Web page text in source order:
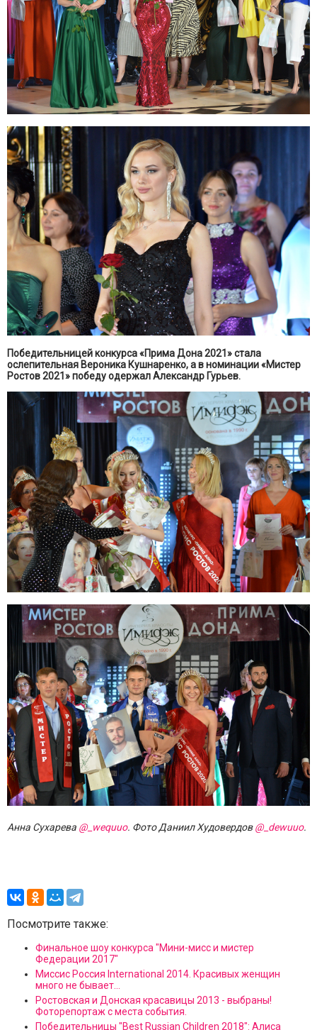
Победительницей конкурса «Прима Дона 2021» стала
ослепительная Вероника Кушнаренко, а в номинации «Мистер
Ростов 2021» победу одержал Александр Гурьев.
Анна Сухарева @_wequuo. Фото Даниил Худовердов@_dewuuo.
Посмотрите также:
Финальное шоу конкурса "Мини-мисс и мистер
Федерации 2017"
Миссис Россия International 2014. Красивых женщин
много не бывает...
Ростовская и Донская красавицы 2013 - выбраны!
Фоторепортаж с места события.
Победительницы "Best Russian Children 2018": Алиса